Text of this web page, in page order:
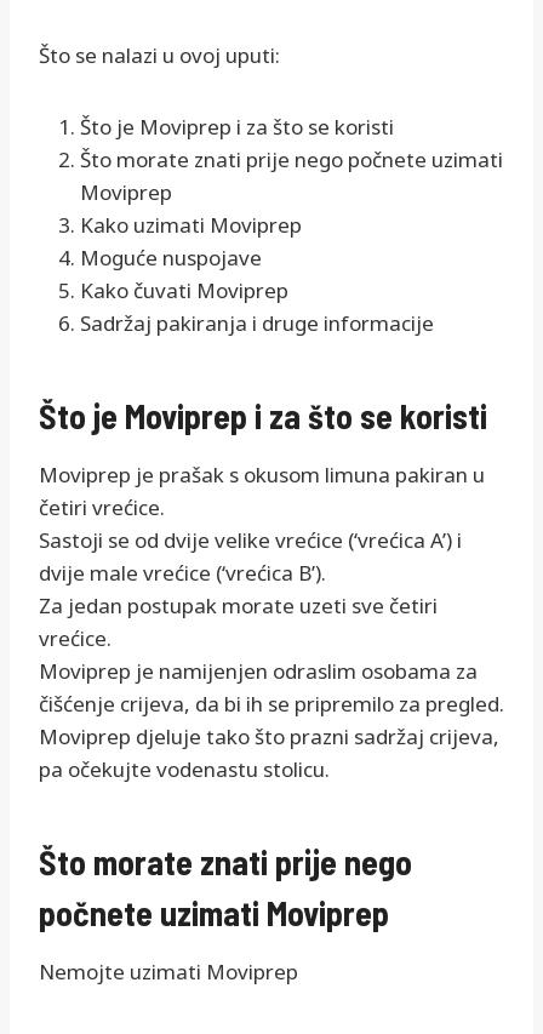
Što se nalazi u ovoj uputi:
Što je Moviprep i za što se koristi
Što morate znati prije nego počnete uzimati
Moviprep
Kako uzimati Moviprep
Moguće nuspojave
Kako čuvati Moviprep
Sadržaj pakiranja i druge informacije
Što je Moviprep i za što se koristi
Moviprep je prašak s okusom limuna pakiran u
četiri vrećice.
Sastoji se od dvije velike vrećice (‘vrećica A’) i
dvije male vrećice (‘vrećica B’).
Za jedan postupak morate uzeti sve četiri
vrećice.
Moviprep je namijenjen odraslim osobama za
čišćenje crijeva, da bi ih se pripremilo za pregled.
Moviprep djeluje tako što prazni sadržaj crijeva,
pa očekujte vodenastu stolicu.
Što morate znati prije nego
počnete uzimati Moviprep
Nemojte uzimati Moviprep